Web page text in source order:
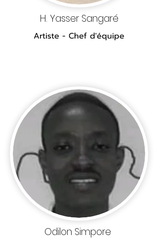
H. Yasser Sangaré
Artiste - Chef d'équipe
Odilon Simpore